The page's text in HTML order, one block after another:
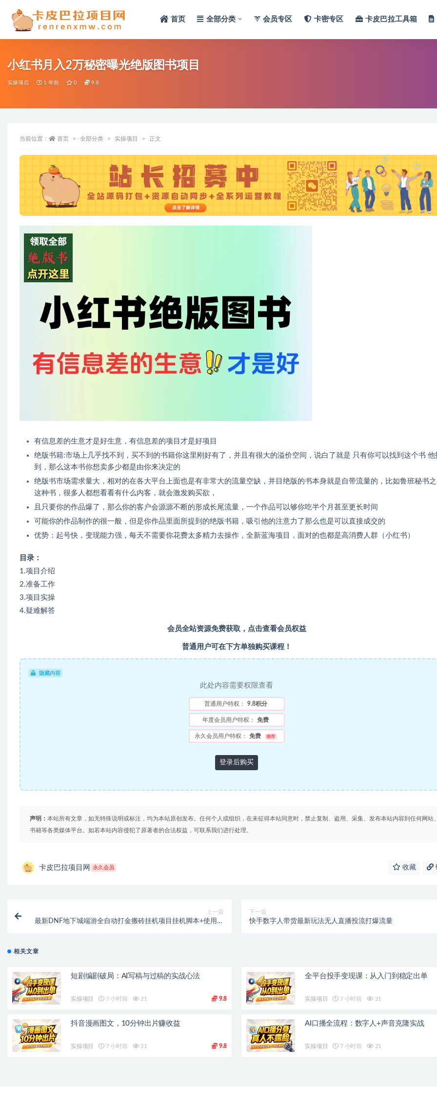
首页 全部分类 会员专区 卡密专区 卡皮巴拉工具箱
小红书月入2万秘密曝光绝版图书项目
实操项目 1 年前 0 9.8
当前位置： 首页 全部分类 实操项目 正文
有信息差的生意才是好生意，有信息差的项目才是好项目
绝版书籍:市场上几乎找不到，买不到的书籍你这里刚好有了，并且有很大的溢价空间，说白了就是 只有你可以找到这个书 他
到，那么这本书你想卖多少都是由你来决定的
绝版书市场需求量大，相对的在各大平台上面也是有非常大的流量空缺，并目绝版的书本身就是自带流量的，比如鲁班秘书
这种书，很多人都想看看有什么内客，就会激发购买欲，
且只要你的作品爆了，那么你的客户会源源不断的形成长尾流量，一个作品可以够你吃半个月甚至更长时间
可能你的作品制作的很一般，但是你作品里面所提到的绝版书籍，吸引他的注意力了那么也是可以直接成交的
优势：起号快，变现能力强，每天不需要你花费太多精力去操作，全新蓝海项目，面对的也都是高消费人群（小红书）
目录：
1.项目介绍
2.准备工作
3.项目实操
4.疑难解答
会员全站资源免费获取，点击查看会员权益
普通用户可在下方单独购买课程！
隐藏内容
此处内容需要权限查看
普通用户特权： 9.8积分
年度会员用户特权： 免费
永久会员用户特权： 免费 推荐
登录后购买
声明： 本站所有文章，如无特殊说明或标注，均为本站原创发布。任何个人或组织，在未征得本站同意时，禁止复制、盗用、采集、发布本站内容到任何网站
书籍等各类媒体平台。如若本站内容侵犯了原著者的合法权益，可联系我们进行处理。
卡皮巴拉项目网 永久会员 收藏
上一篇
最新DNF地下城端游全自动打金搬砖挂机项目挂机脚本+使用教
下一篇
快手数字人带货最新玩法无人直播投流打爆流量
相关文章
短剧编剧破局：AI写稿与过稿的实战心法
实操项目 7 小时前 21 9.8
全平台投手变现课：从入门到稳定出单
实操项目 7 小时前 21
抖音漫画图文，10分钟出片赚收益
实操项目 7 小时前 21 9.8
AI口播全流程：数字人+声音克隆实战
实操项目 7 小时前 21